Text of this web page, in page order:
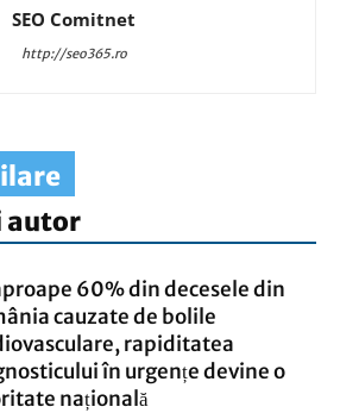
SEO Comitnet
http://seo365.ro
autor
60% din decesele din
cauzate de bolile
rapiditatea
în urgențe devine o
națională